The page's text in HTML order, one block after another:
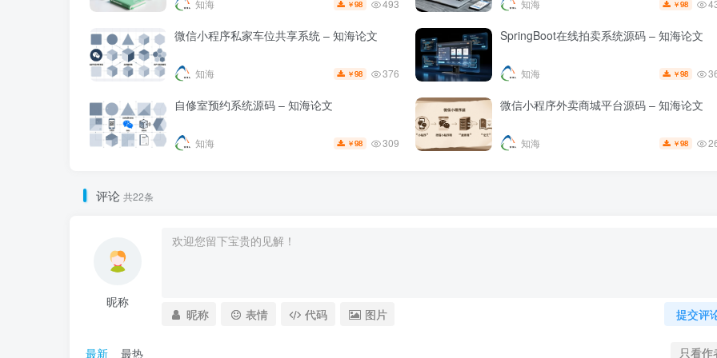
知海 ￥98 493 知海 ￥98
微信小程序私家车位共享系统 – 知海论文
知海 ￥98 376
SpringBoot在线拍卖系统源码 – 知海论文
知海 ￥98
自修室预约系统源码 – 知海论文
知海 ￥98 309
微信小程序外卖商城平台源码 – 知海论文
知海 ￥98
评论 共22条
昵称
提交评
昵称 表情 代码 图片
最新 最热 只看作